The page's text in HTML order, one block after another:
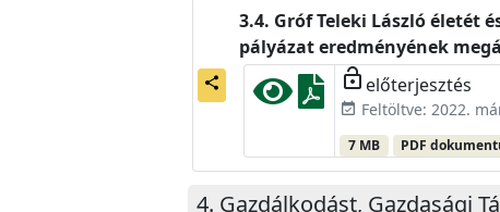
share
Gróf Teleki László életét
pályázat eredményének
lock_open előterjesztés
event_available Feltöltve: 2022.
7 MB PDF
Gazdálkodást, Gazdasági